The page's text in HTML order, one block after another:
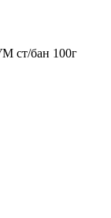
ст/бан 100г